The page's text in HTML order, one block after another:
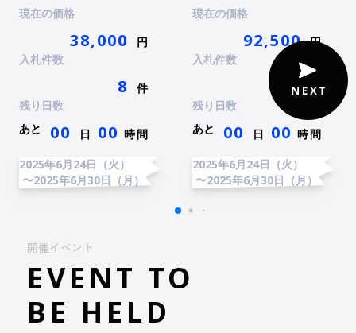
現在の価格
38,000
円
入札件数
8
件
残り日数
あと
00 日 00 時間
2025年6月24日（火）
〜2025年6月30日（月）
現在の価格
92,500 円
入札件数
7 件
残り日数
あと
00 日 00 時間
2025年6月24日（火）
〜2025年6月30日（月）
開催イベント
EVENT TO
BE HELD